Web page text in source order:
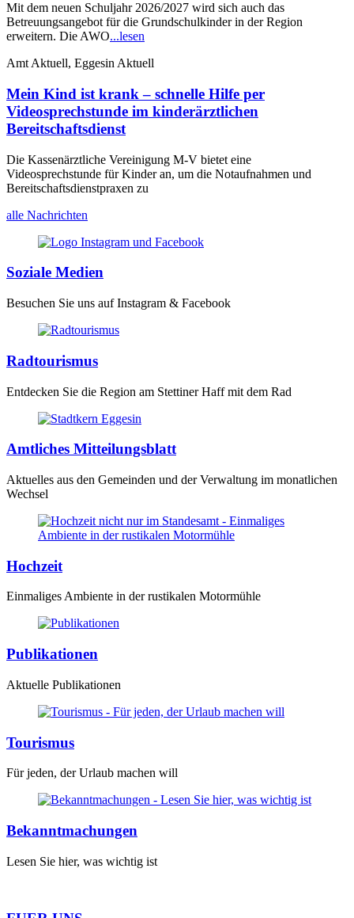
Mit dem neuen Schuljahr 2026/2027 wird sich auch das
Betreuungsangebot für die Grundschulkinder in der Region
erweitern. Die AWO...lesen
Amt Aktuell, Eggesin Aktuell
Mein Kind ist krank – schnelle Hilfe per
Videosprechstunde im kinderärztlichen
Bereitschaftsdienst
Die Kassenärztliche Vereinigung M-V bietet eine
Videosprechstunde für Kinder an, um die Notaufnahmen und
Bereitschaftsdienstpraxen zu
alle Nachrichten
Soziale Medien
Besuchen Sie uns auf Instagram & Facebook
Radtourismus
Entdecken Sie die Region am Stettiner Haff mit dem Rad
Amtliches Mitteilungsblatt
Aktuelles aus den Gemeinden und der Verwaltung im monatlichen
Wechsel
Hochzeit
Einmaliges Ambiente in der rustikalen Motormühle
Publikationen
Aktuelle Publikationen
Tourismus
Für jeden, der Urlaub machen will
Bekanntmachungen
Lesen Sie hier, was wichtig ist